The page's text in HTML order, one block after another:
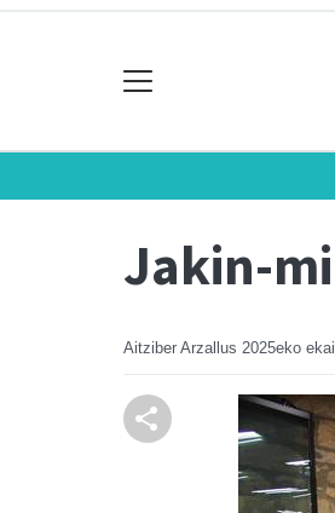
Jakin-
Aitziber Arzallus 2025eko